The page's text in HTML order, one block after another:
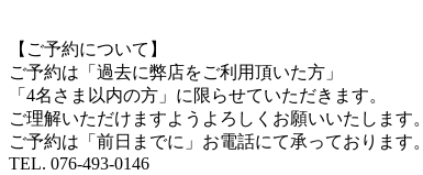
【ご予約について】
ご予約は「過去に弊店をご利用頂いた方」
「4名さま以内の方」に限らせていただきます。
ご理解いただけますようよろしくお願いいたします。
ご予約は「前日までに」お電話にて承っております。
TEL. 076-493-0146